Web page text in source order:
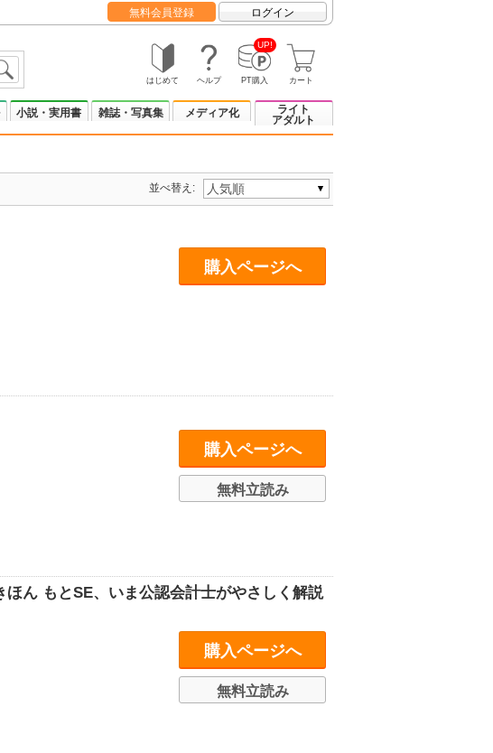
無料会員登録 ログイン
はじめて ヘルプ
UP!
PT購入 カート
小説・実用書 雑誌・写真集 メディア化
ライト
アダルト
並べ替え:
購入ページへ
購入ページへ
無料立読み
ん もとSE、いま公認会計士がやさしく解説
購入ページへ
無料立読み